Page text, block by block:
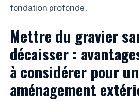
fondation profonde.
Mettre du gravier
décaisser :
à considérer pour un
aménagement